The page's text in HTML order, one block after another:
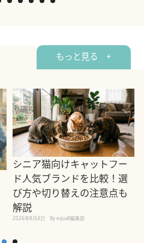
もっと見る +
シニア猫向けキャットフー
ド人気ブランドを比較！選
び方や切り替えの注意点も
解説
2026年8月4日 By equall編集部